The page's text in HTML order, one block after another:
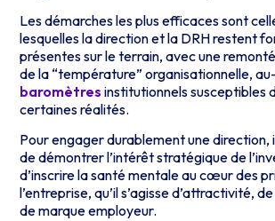
Les démarches les plus efficaces sont
lesquelles la direction et la DRH restent
présentes sur le terrain, avec une
de la “température” organisationnelle,
baromètres institutionnels susceptibles
certaines réalités.
Pour engager durablement une direction,
de démontrer l’intérêt stratégique de
d’inscrire la santé mentale au cœur des
l’entreprise, qu’il s’agisse d’attractivité,
de marque employeur.